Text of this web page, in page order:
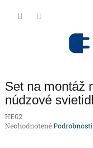
Set na montáž
núdzové
HE02
Priemerné
Neohodnotené